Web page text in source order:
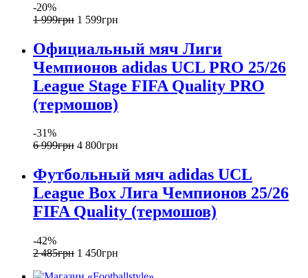
-20%
1 999грн 1 599грн
Официальный мяч Лиги
Чемпионов adidas UCL PRO 25/26
League Stage FIFA Quality PRO
(термошов)
-31%
6 999грн 4 800грн
Футбольный мяч adidas UCL
League Box Лига Чемпионов 25/26
FIFA Quality (термошов)
-42%
2 485грн 1 450грн